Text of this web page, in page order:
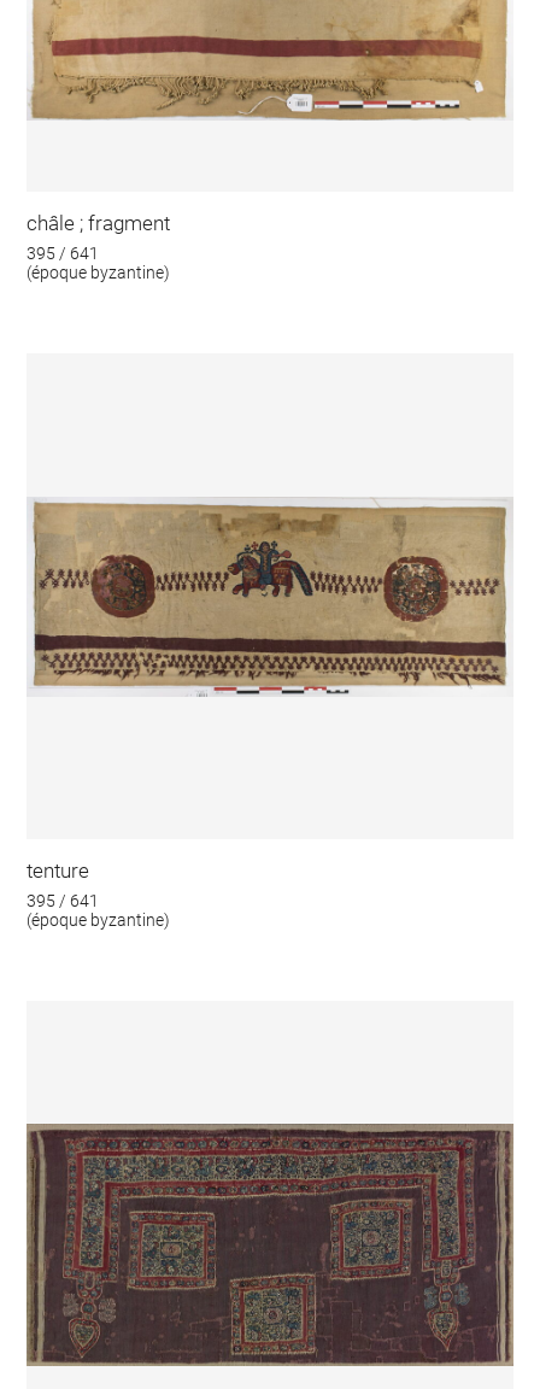
châle ; fragment
395 / 641
(époque byzantine)
tenture
395 / 641
(époque byzantine)